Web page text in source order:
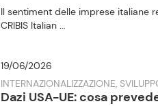
Il sentiment delle imprese italiane
CRIBIS Italian ...
19/06/2026
INTERNAZIONALIZZAZIONE,
Dazi USA-UE: cosa